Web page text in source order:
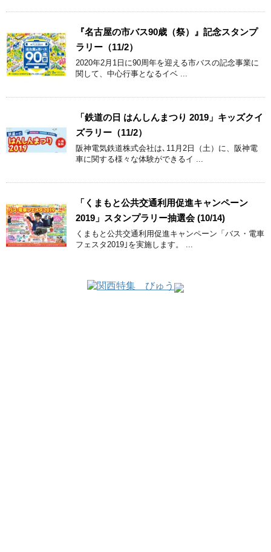
『名古屋の市バス90歳（祭）』記念スタンプ
ラリー（11/2）
2020年2月1日に90周年を迎える市バスの記念事業に
関して、中心行事となるイベ ...
「鉄道の日 はんしんまつり 2019」キッズクイ
ズラリー（11/2）
阪神電気鉄道株式会社は､11月2日（土）に、阪神電
車に関する様々な体験ができるイ ...
「くまもと公共交通利用促進キャンペーン
2019」スタンプラリー抽選会 (10/14)
くまもと公共交通利用促進キャンペーン「バス・電車
フェスタ2019｣を実施します。 ...